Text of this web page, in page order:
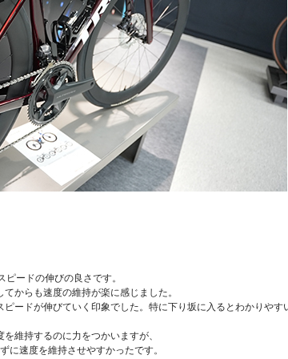
ードの伸びの良さです。
からも速度の維持が楽に感じました。
ードが伸びていく印象でした。特に下り坂に入るとわかりやす
維持するのに力をつかいますが、
に速度を維持させやすかったです。